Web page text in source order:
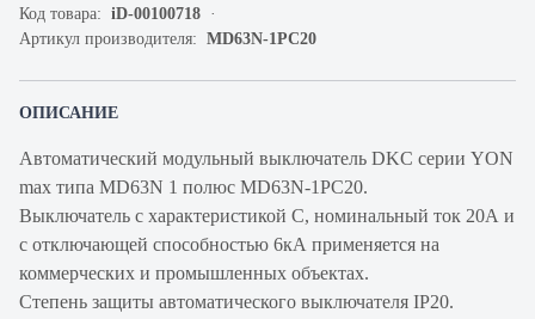
Код товара: iD-00100718
Артикул производителя: MD63N-1PC20
ОПИСАНИЕ
Автоматический модульный выключатель DKC серии YON
max типа MD63N 1 полюс MD63N-1PC20.
Выключатель с характеристикой C, номинальный ток 20А и
с отключающей способностью 6кА применяется на
коммерческих и промышленных объектах.
Степень защиты автоматического выключателя IP20.